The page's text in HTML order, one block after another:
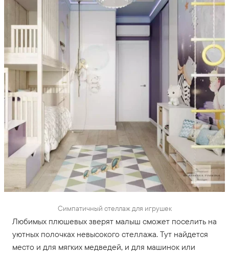
Симпатичный стеллаж для игрушек
Любимых плюшевых зверят малыш сможет поселить на
уютных полочках невысокого стеллажа. Тут найдется
место и для мягких медведей, и для машинок или